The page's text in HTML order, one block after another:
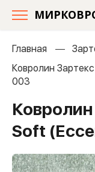
Главная
Ковролин
003
Soft